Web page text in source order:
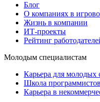
Блог
О компаниях в
Жизнь в компании
ИТ-проекты
Рейтинг
Молодым специалистам
Карьера для молодых
Школа программистов
Карьера в